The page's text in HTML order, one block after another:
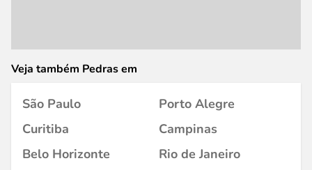
Veja também Pedras em
São Paulo
Porto Alegre
Curitiba
Campinas
Belo Horizonte
Rio de Janeiro